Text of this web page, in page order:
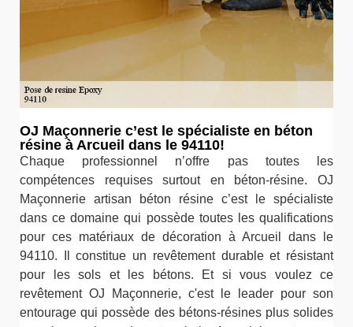
OJ Maçonnerie c’est le spécialiste en béton
résine à Arcueil dans le 94110!
Chaque professionnel n’offre pas toutes les
compétences requises surtout en béton-résine. OJ
Maçonnerie artisan béton résine c’est le spécialiste
dans ce domaine qui possède toutes les qualifications
pour ces matériaux de décoration à Arcueil dans le
94110. Il constitue un revêtement durable et résistant
pour les sols et les bétons. Et si vous voulez ce
revêtement OJ Maçonnerie, c'est le leader pour son
entourage qui possède des bétons-résines plus solides